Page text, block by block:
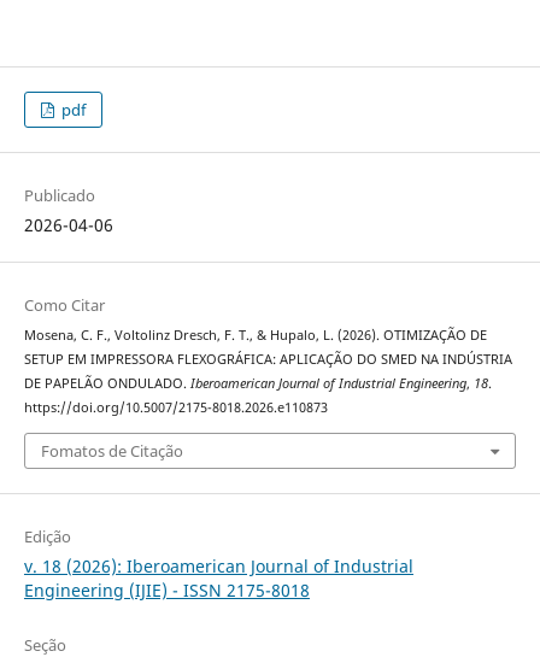
pdf
Publicado
2026-04-06
Como Citar
Mosena, C. F., Voltolinz Dresch, F. T., & Hupalo, L. (2026). OTIMIZAÇÃO DE
SETUP EM IMPRESSORA FLEXOGRÁFICA: APLICAÇÃO DO SMED NA INDÚSTRIA
DE PAPELÃO ONDULADO. Iberoamerican Journal of Industrial Engineering, 18.
https://doi.org/10.5007/2175-8018.2026.e110873
Fomatos de Citação
Edição
v. 18 (2026): Iberoamerican Journal of Industrial
Engineering (IJIE) - ISSN 2175-8018
Seção